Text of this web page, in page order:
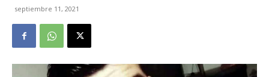
septiembre 11, 2021